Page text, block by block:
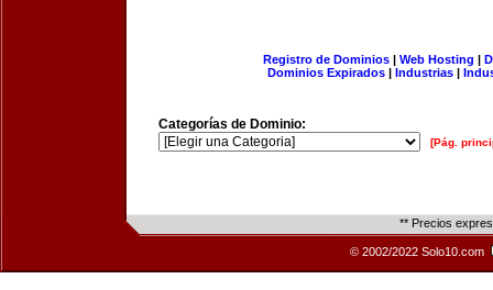
Registro de Dominios| Web Hosting |
Dominios Expirados | Industrias |
Categorías de Dominio:
[Pág.
** Precios
© 2002/2022 Solo10.com